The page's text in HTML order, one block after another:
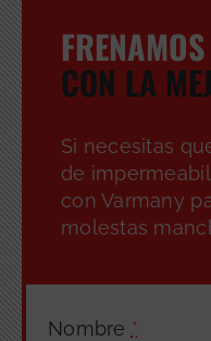
Nombre *
CON LA
Si necesitas
de
con Varmany
molestas